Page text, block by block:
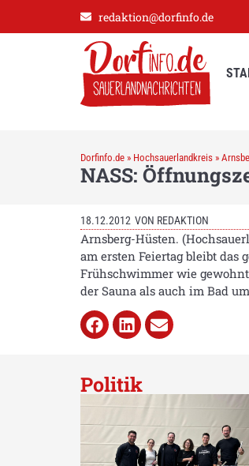
redaktion@dorfinfo.de
Dorfinfo.de » Hochsauerlandkreis »
NASS:
18.12.2012 VON REDAKTION
Arnsberg-Hüsten.
am ersten Feiertag bleibt das
Frühschwimmer wie
der Sauna als auch im Bad
Politik